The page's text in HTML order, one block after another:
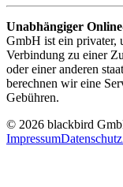
Unabhängiger
GmbH ist ein privater,
Verbindung zu einer
oder einer anderen
berechnen wir eine
Gebühren.
© 2026 blackbird
ImpressumDatenschutz